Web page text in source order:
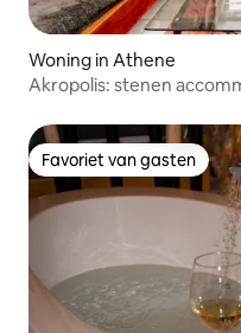
Woning in Athene
Akropolis: stenen
Favoriet van gasten
Favoriet van gasten